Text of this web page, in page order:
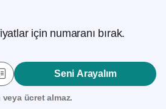
için numaranı bırak.
Seni Arayalım
ücret almaz.